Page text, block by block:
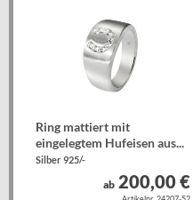
Ring mattiert mit
eingelegtem Hufeisen aus...
Silber 925/-
ab200,00 €